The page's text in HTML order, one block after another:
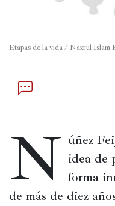
España
Resto
Resto
del
mundo
Etapas de la vida / Nazrul Islam
N úñez
idea de
forma
de más de diez